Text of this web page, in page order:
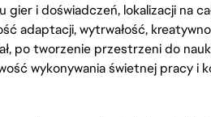
i doświadczeń, lokalizacji na
adaptacji, wytrwałość,
po tworzenie przestrzeni do
wykonywania świetnej pracy i